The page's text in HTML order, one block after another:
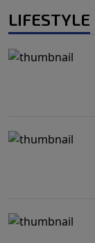
LIFESTYLE